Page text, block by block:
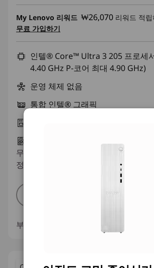
즉시 할인: :-₩291,050
My Lenovo 리워드 ₩26,070 리워드 적립
무료 가입하기
인텔® Core™ Ultra 3 205 프로세
4.40 GHz P-코어 최대 4.90 GHz)
운영 체제 없음
통합 인텔® 그래픽
무료
05월 10일(목) - 05월 14일(월
정
부품 번호